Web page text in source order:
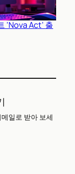
‘Nova Act’ 출
일로 받아 보세